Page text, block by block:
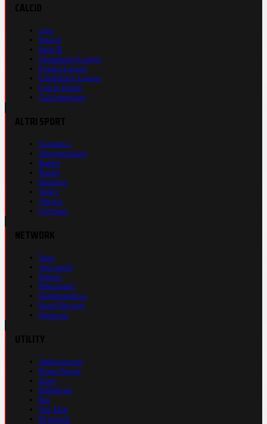
Live
Serie A
Serie B
Champions League
Europa League
Conference League
Calcio Estero
Calciomercato
Formula 1
Motomondiale
Basket
Tennis
Running
Volley
eSports
Ciclismo
Auto
Autosprint
Inmoto
Motosprint
Guerinsportivo
Sport Network
Fantacup
Abbonamenti
Prima Pagina
Store
Pubblicità
Rss
Site Map
Registrati